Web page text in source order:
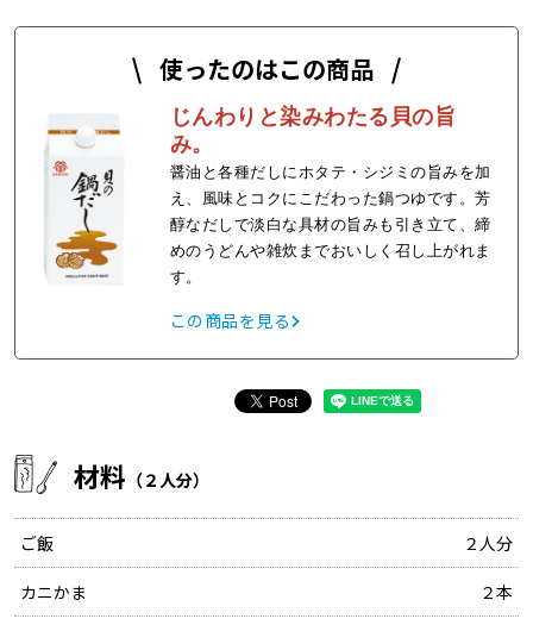
使ったのはこの商品
じんわりと染みわたる貝の旨
み。
醤油と各種だしにホタテ・シジミの旨みを加
え、風味とコクにこだわった鍋つゆです。芳
醇なだしで淡白な具材の旨みも引き立て、締
めのうどんや雑炊までおいしく召し上がれま
す。
この商品を見る
材料 （２人分）
ご飯 ２人分
カニかま ２本